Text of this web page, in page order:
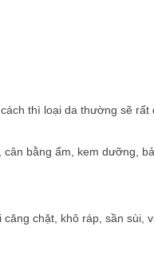
thì loại da thường sẽ rất
bằng ẩm, kem dưỡng,
chặt, khô ráp, sần sùi,